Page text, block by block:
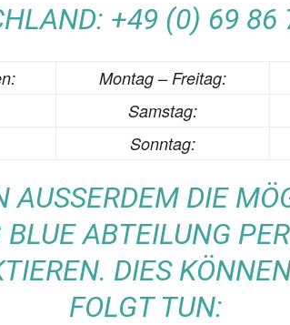
+49 (0) 69 86
Montag – Freitag:
Samstag:
Sonntag:
DIE
ABTEILUNG PER
DIES KÖNNEN
OLGT TUN: